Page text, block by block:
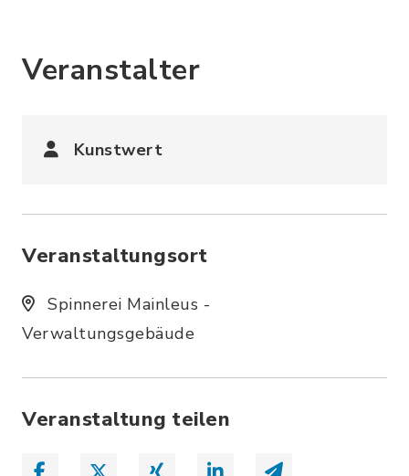
Veranstalter
Kunstwert
Veranstaltungsort
Spinnerei Mainleus -
Verwaltungsgebäude
Veranstaltung teilen